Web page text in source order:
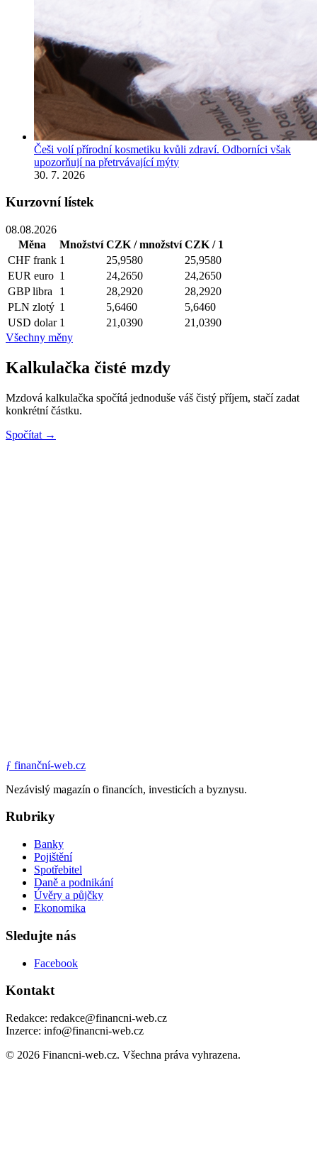
Češi volí přírodní kosmetiku kvůli zdraví. Odborníci však
upozorňují na přetrvávající mýty
30. 7. 2026
Kurzovní lístek
08.08.2026
Měna
Množství CZK / množství CZK / 1
CHF frank 1 25,9580
25,9580
EUR euro 1 24,2650
24,2650
GBP libra 1 28,2920
28,2920
PLN zlotý 1 5,6460
5,6460
USD dolar 1 21,0390
21,0390
Všechny měny
Kalkulačka čisté mzdy
Mzdová kalkulačka spočítá jednoduše váš čistý příjem, stačí zadat
konkrétní částku.
Spočítat →
ƒ finanční-web.cz
Nezávislý magazín o financích, investicích a byznysu.
Rubriky
Banky
Pojištění
Spotřebitel
Daně a podnikání
Úvěry a půjčky
Ekonomika
Sledujte nás
Facebook
Kontakt
Redakce: redakce@financni-web.cz
Inzerce: info@financni-web.cz
© 2026 Financni-web.cz. Všechna práva vyhrazena.